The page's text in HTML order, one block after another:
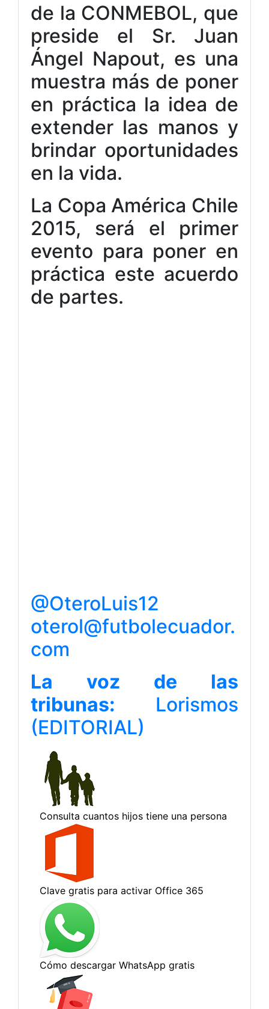
de la CONMEBOL, que
preside el Sr. Juan
Ángel Napout, es una
muestra más de poner
en práctica la idea de
extender las manos y
brindar oportunidades
en la vida.
La Copa América Chile
2015, será el primer
evento para poner en
práctica este acuerdo
de partes.
@OteroLuis12
oterol@futbolecuador.
com
La voz de las
tribunas: Lorismos
(EDITORIAL)